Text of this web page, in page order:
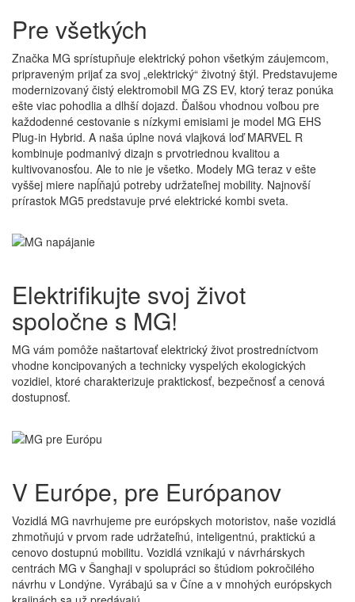
Pre všetkých
Značka MG sprístupňuje elektrický pohon všetkým záujemcom,
pripraveným prijať za svoj „elektrický“ životný štýl. Predstavujeme
modernizovaný čistý elektromobil MG ZS EV, ktorý teraz ponúka
ešte viac pohodlia a dlhší dojazd. Ďalšou vhodnou voľbou pre
každodenné cestovanie s nízkymi emisiami je model MG EHS
Plug-in Hybrid. A naša úplne nová vlajková loď MARVEL R
kombinuje podmanivý dizajn s prvotriednou kvalitou a
kultivovanosťou. Ale to nie je všetko. Modely MG teraz v ešte
vyššej miere napĺňajú potreby udržateľnej mobility. Najnovší
prírastok MG5 predstavuje prvé elektrické kombi sveta.
Elektrifikujte svoj život
spoločne s MG!
MG vám pomôže naštartovať elektrický život prostredníctvom
vhodne koncipovaných a technicky vyspelých ekologických
vozidiel, ktoré charakterizuje praktickosť, bezpečnosť a cenová
dostupnosť.
V Európe, pre Európanov
Vozidlá MG navrhujeme pre európskych motoristov, naše vozidlá
zhmotňujú v prvom rade udržateľnú, inteligentnú, praktickú a
cenovo dostupnú mobilitu. Vozidlá vznikajú v návrhárskych
centrách MG v Šanghaji v spolupráci so štúdiom pokročilého
návrhu v Londýne. Vyrábajú sa v Číne a v mnohých európskych